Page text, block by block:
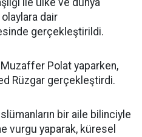
ile ülke ve dünya
dair
gerçekleştirildi.
Polat yaparken,
Rüzgar gerçekleştirdi.
bir aile bilinciyle
vurgu yaparak, küresel